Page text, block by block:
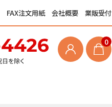
FAX注文用紙 会社概要 業販受付
0